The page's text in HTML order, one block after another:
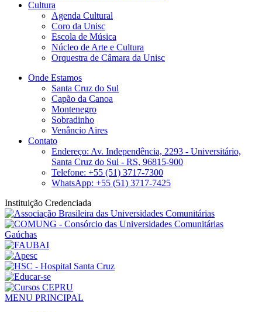
Cultura
Agenda Cultural
Coro da Unisc
Escola de Música
Núcleo de Arte e Cultura
Orquestra de Câmara da Unisc
Onde Estamos
Santa Cruz do Sul
Capão da Canoa
Montenegro
Sobradinho
Venâncio Aires
Contato
Endereço: Av. Independência, 2293 - Universitário,
Santa Cruz do Sul - RS, 96815-900
Telefone: +55 (51) 3717-7300
WhatsApp: +55 (51) 3717-7425
Instituição Credenciada
MENU PRINCIPAL